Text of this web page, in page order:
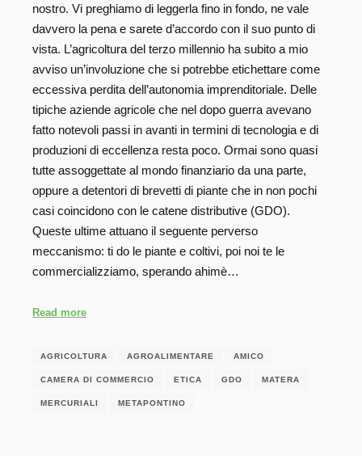
nostro. Vi preghiamo di leggerla fino in fondo, ne vale
davvero la pena e sarete d’accordo con il suo punto di
vista. L’agricoltura del terzo millennio ha subito a mio
avviso un’involuzione che si potrebbe etichettare come
eccessiva perdita dell’autonomia imprenditoriale. Delle
tipiche aziende agricole che nel dopo guerra avevano
fatto notevoli passi in avanti in termini di tecnologia e di
produzioni di eccellenza resta poco. Ormai sono quasi
tutte assoggettate al mondo finanziario da una parte,
oppure a detentori di brevetti di piante che in non pochi
casi coincidono con le catene distributive (GDO).
Queste ultime attuano il seguente perverso
meccanismo: ti do le piante e coltivi, poi noi te le
commercializziamo, sperando ahimè…
Read more
AGRICOLTURA AGROALIMENTARE AMICO
CAMERA DI COMMERCIO ETICA GDO MATERA
MERCURIALI METAPONTINO